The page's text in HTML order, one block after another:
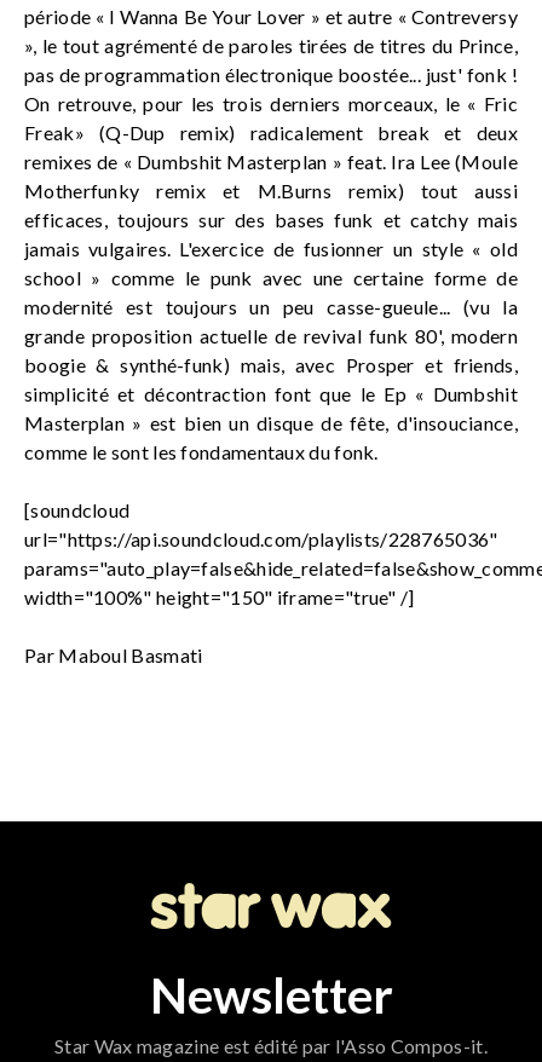
période « I Wanna Be Your Lover » et autre « Contreversy
», le tout agrémenté de paroles tirées de titres du Prince,
pas de programmation électronique boostée... just' fonk !
On retrouve, pour les trois derniers morceaux, le « Fric
Freak» (Q-Dup remix) radicalement break et deux
remixes de « Dumbshit Masterplan » feat. Ira Lee (Moule
Motherfunky remix et M.Burns remix) tout aussi
efficaces, toujours sur des bases funk et catchy mais
jamais vulgaires. L'exercice de fusionner un style « old
school » comme le punk avec une certaine forme de
modernité est toujours un peu casse-gueule... (vu la
grande proposition actuelle de revival funk 80', modern
boogie & synthé-funk) mais, avec Prosper et friends,
simplicité et décontraction font que le Ep « Dumbshit
Masterplan » est bien un disque de fête, d'insouciance,
comme le sont les fondamentaux du fonk.
[soundcloud
url="https://api.soundcloud.com/playlists/228765036"
width="100%" height="150" iframe="true" /]
Par Maboul Basmati
Newsletter
Star Wax magazine est édité par l'Asso Compos-it.